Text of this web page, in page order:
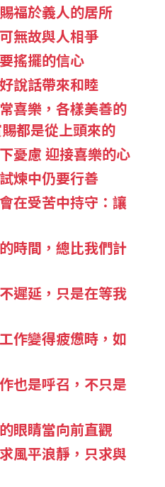
福於義人的居所
無故與人相爭
搖擺的信心
說話帶來和睦
喜樂，各樣美善的
都是從上頭來的
憂慮 迎接喜樂的心
煉中仍要行善
在受苦中持守：讓
時間，總比我們計
遲延，只是在等我
作變得疲憊時，如
也是呼召，不只是
眼睛當向前直觀
風平浪靜，只求與